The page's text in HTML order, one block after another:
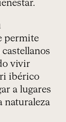
permite
vivir
ibérico
a lugares
naturaleza